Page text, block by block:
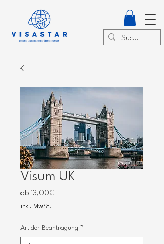
Visum UK
ab 13,00€Sale-
inkl. MwSt.
Art der Beantragung *